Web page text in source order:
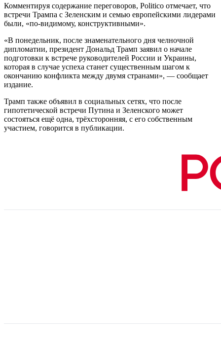
Комментируя содержание переговоров, Politico отмечает, что
встречи Трампа с Зеленским и семью европейскими лидерами
были, «по-видимому, конструктивными».
«В понедельник, после знаменательного дня челночной
дипломатии, президент Дональд Трамп заявил о начале
подготовки к встрече руководителей России и Украины,
которая в случае успеха станет существенным шагом к
окончанию конфликта между двумя странами», — сообщает
издание.
Трамп также объявил в социальных сетях, что после
гипотетической встречи Путина и Зеленского может
состояться ещё одна, трёхсторонняя, с его собственным
участием, говорится в публикации.